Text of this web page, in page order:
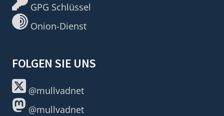
GPG Schlüssel
Onion-Dienst
FOLGEN SIE UNS
@mullvadnet
@mullvadnet